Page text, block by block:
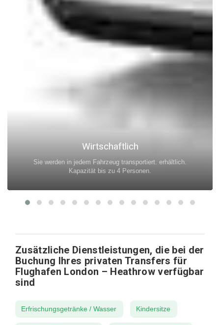
Wirtschaftlich
Sie werden in jedem Fahrzeug transportiert. erhältlich.
Kapazität bis zu 4 Personen.
Zusätzliche Dienstleistungen, die bei der
Buchung Ihres privaten Transfers für
Flughafen London – Heathrow verfügbar
sind
Erfrischungsgetränke / Wasser Kindersitze